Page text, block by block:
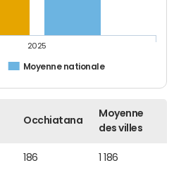
Moyenne nationale
2025
Occhiatana
Moyenne
des villes
186 1 186